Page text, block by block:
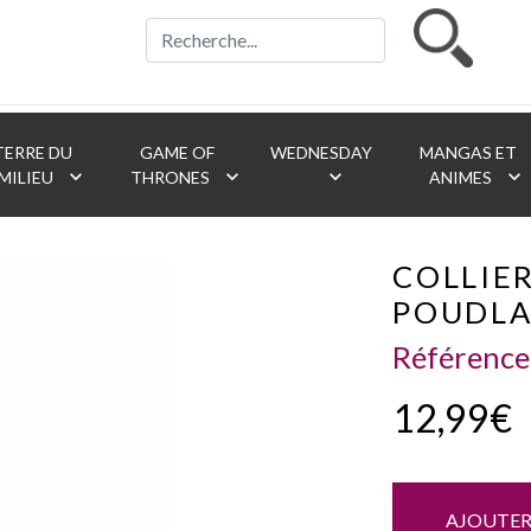
DU
keyboard_arrow_down
GAME OF
THRONES
keyboard_arrow_down
WEDNESDAY
keyboard_arrow_down
MANGAS ET
ANIMES
keyboard_arrow_down
12,99€